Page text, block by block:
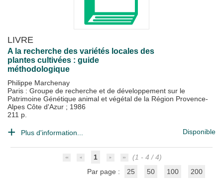
LIVRE
A la recherche des variétés locales des
plantes cultivées : guide
méthodologique
Philippe Marchenay
Paris : Groupe de recherche et de développement sur le
Patrimoine Génétique animal et végétal de la Région Provence-
Alpes Côte d'Azur ; 1986
211 p.
Plus d'information... Disponible
1
(1 - 4 / 4)
Par page :
25 50 100 200